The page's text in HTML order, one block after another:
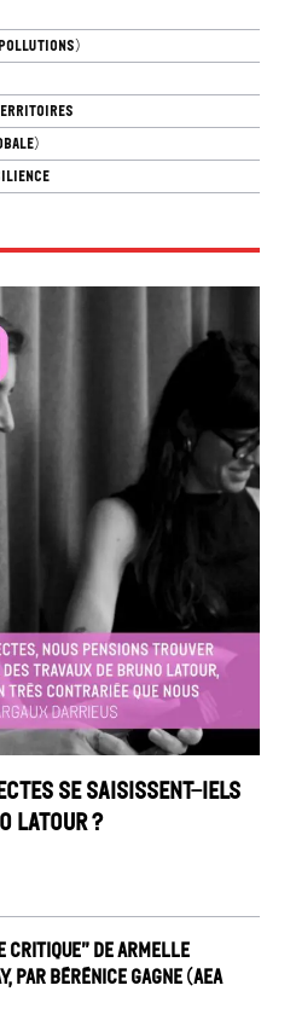
se saisissent-iels
Latour ?
critique” de Armelle
par Bérénice Gagne (AEA